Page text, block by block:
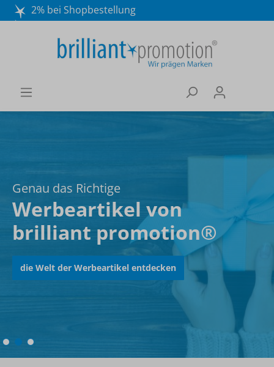
2% bei Shopbestellung
Wir beraten Sie gerne:
040 / 570 18 25 70
Mit unseren
Namensschildern
ist Ihr Name Programm!
Zur Namensschilder-Auswahl